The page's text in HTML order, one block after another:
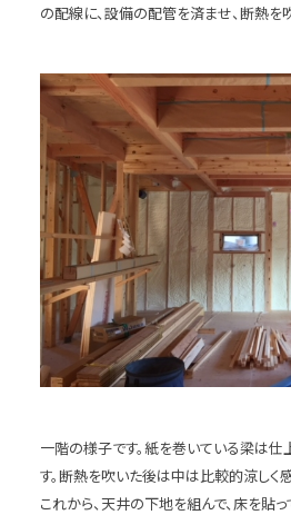
の配線に、設備の配管を済ませ、断熱を
一階の様子です。紙を巻いている梁は仕
す。断熱を吹いた後は中は比較的涼しく感
これから、天井の下地を組んで、床を貼っ